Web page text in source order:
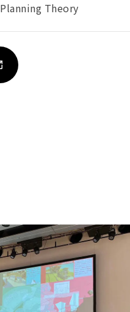
Planning Theory